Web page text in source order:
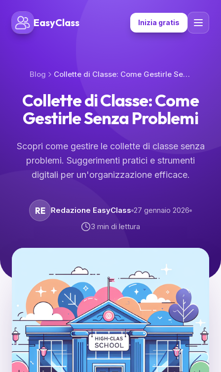
EasyClass Inizia gratis
Blog Collette di Classe: Come Gestirle Senza Problemi
Collette di Classe: Come
Gestirle Senza Problemi
Scopri come gestire le collette di classe senza
problemi. Suggerimenti pratici e strumenti
digitali per un'organizzazione efficace.
RE Redazione EasyClass 27 gennaio 2026
3 min di lettura